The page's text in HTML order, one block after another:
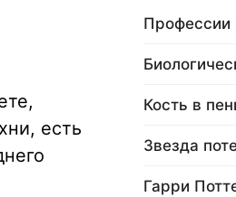
есть
Профессии
Кость в
Звезда
Гарри